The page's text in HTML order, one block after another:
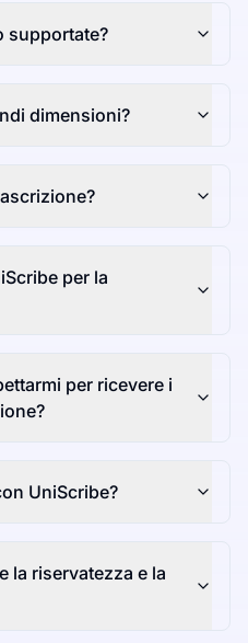
supportate?
dimensioni?
per la
per ricevere i
UniScribe?
la riservatezza e la